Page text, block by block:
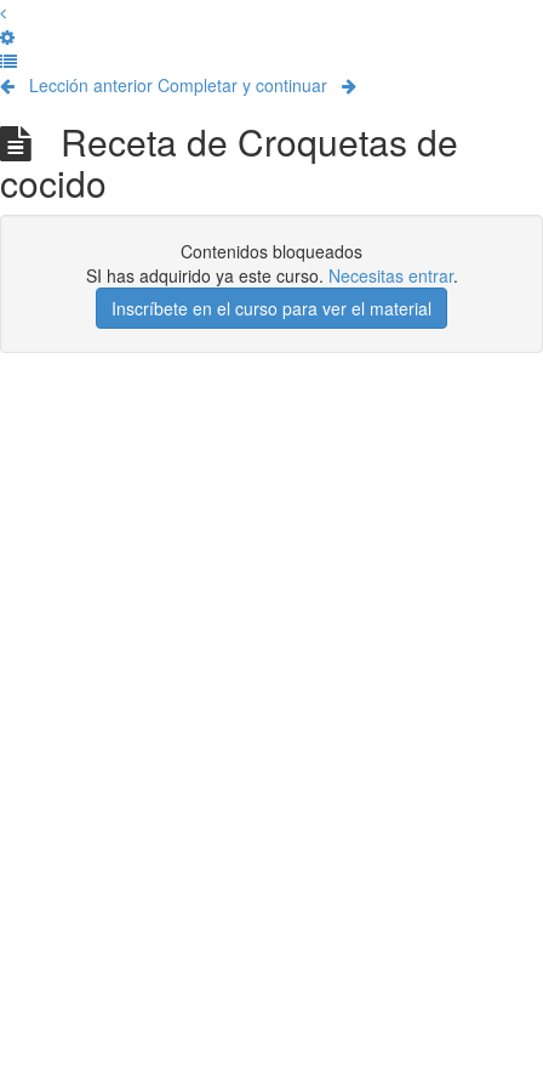
Lección anterior Completar y continuar
Receta de Croquetas de
cocido
Contenidos bloqueados
SI has adquirido ya este curso. Necesitas entrar.
Inscríbete en el curso para ver el material